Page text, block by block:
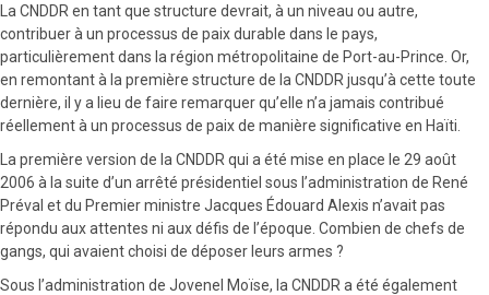
La CNDDR en tant que structure devrait, à un niveau ou autre,
contribuer à un processus de paix durable dans le pays,
particulièrement dans la région métropolitaine de Port-au-Prince. Or,
en remontant à la première structure de la CNDDR jusqu’à cette toute
dernière, il y a lieu de faire remarquer qu’elle n’a jamais contribué
réellement à un processus de paix de manière significative en Haïti.
La première version de la CNDDR qui a été mise en place le 29 août
2006 à la suite d’un arrêté présidentiel sous l’administration de René
Préval et du Premier ministre Jacques Édouard Alexis n’avait pas
répondu aux attentes ni aux défis de l’époque. Combien de chefs de
gangs, qui avaient choisi de déposer leurs armes ?
Sous l’administration de Jovenel Moïse, la CNDDR a été également